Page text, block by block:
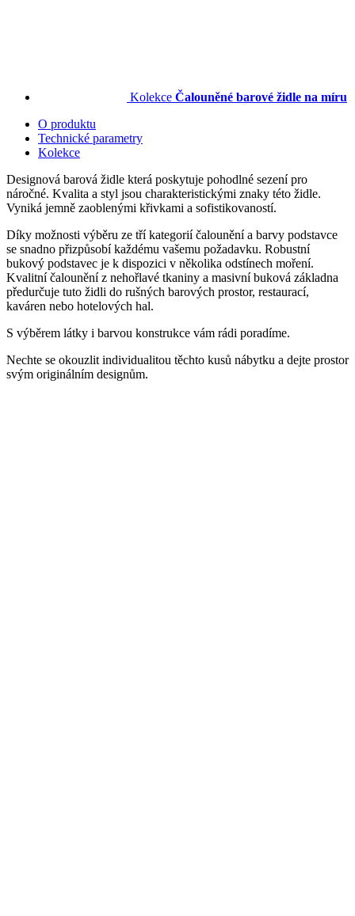
Kolekce Čalouněné barové židle na míru
O produktu
Technické parametry
Kolekce
Designová barová židle která poskytuje pohodlné sezení pro
náročné. Kvalita a styl jsou charakteristickými znaky této židle.
Vyniká jemně zaoblenými křivkami a sofistikovaností.
Díky možnosti výběru ze tří kategorií čalounění a barvy podstavce
se snadno přizpůsobí každému vašemu požadavku. Robustní
bukový podstavec je k dispozici v několika odstínech moření.
Kvalitní čalounění z nehořlavé tkaniny a masivní buková základna
předurčuje tuto židli do rušných barových prostor, restaurací,
kaváren nebo hotelových hal.
S výběrem látky i barvou konstrukce vám rádi poradíme.
Nechte se okouzlit individualitou těchto kusů nábytku a dejte prostor
svým originálním designům.